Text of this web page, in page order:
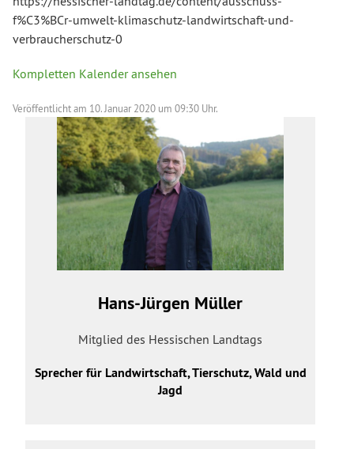
f%C3%BCr-umwelt-klimaschutz-landwirtschaft-und-
verbraucherschutz-0
Kompletten Kalender ansehen
Veröffentlicht am 10. Januar 2020 um 09:30 Uhr.
Hans-Jürgen Müller
Mitglied des Hessischen Landtags
Sprecher für Landwirtschaft, Tierschutz, Wald und
Jagd